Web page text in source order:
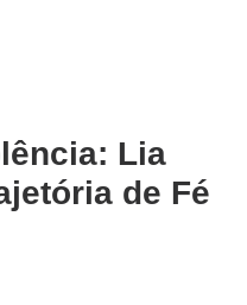
Lia
de Fé